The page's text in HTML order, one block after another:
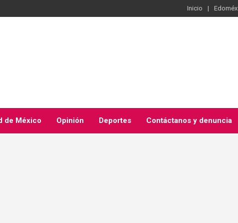
Inicio Edoméx
de México Opinión Deportes Contáctanos y denuncia